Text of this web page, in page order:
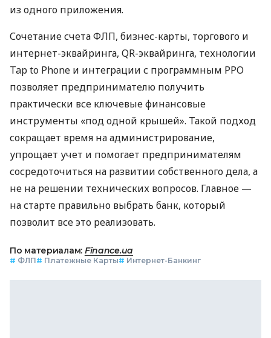
из одного приложения.
Сочетание счета ФЛП, бизнес-карты, торгового и
интернет-эквайринга, QR-эквайринга, технологии
Tap to Phone и интеграции с программным РРО
позволяет предпринимателю получить
практически все ключевые финансовые
инструменты «под одной крышей». Такой подход
сокращает время на администрирование,
упрощает учет и помогает предпринимателям
сосредоточиться на развитии собственного дела, а
не на решении технических вопросов. Главное —
на старте правильно выбрать банк, который
позволит все это реализовать.
По материалам: Finance.ua
# ФЛП# Платежные Карты# Интернет-Банкинг